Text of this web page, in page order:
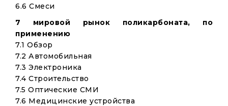
6.6 Смеси
7 мировой рынок поликарбоната, по
применению
7.1 Обзор
7.2 Автомобильная
7.3 Электроника
7.4 Строительство
7.5 Оптические СМИ
7.6 Медицинские устройства